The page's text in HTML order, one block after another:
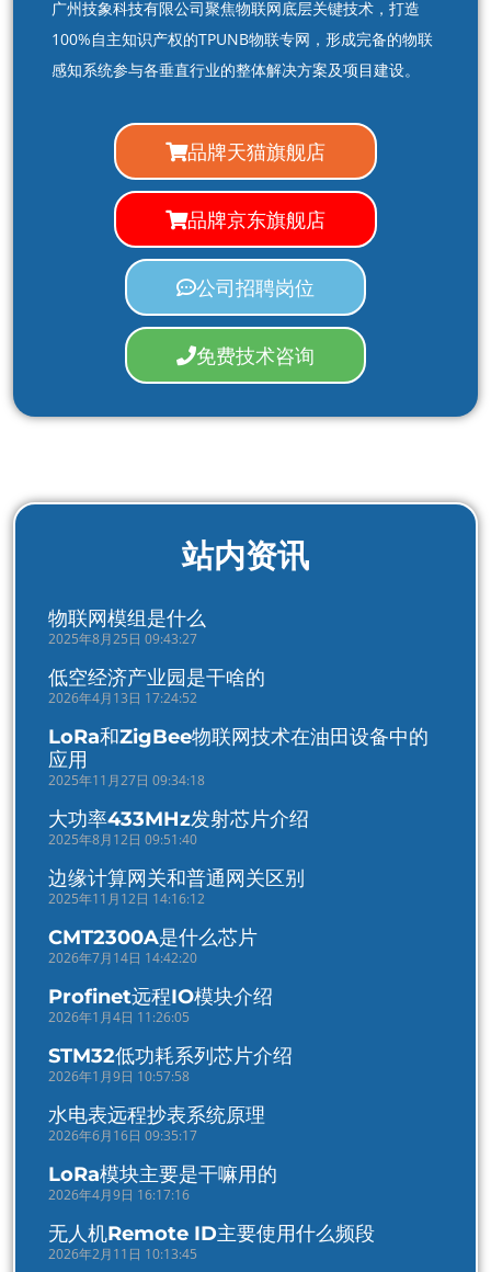
广州技象科技有限公司聚焦物联网底层关键技术，打造
100%自主知识产权的TPUNB物联专网，形成完备的物联
感知系统参与各垂直行业的整体解决方案及项目建设。
品牌天猫旗舰店
品牌京东旗舰店
公司招聘岗位
免费技术咨询
站内资讯
物联网模组是什么
2025年8月25日 09:43:27
低空经济产业园是干啥的
2026年4月13日 17:24:52
LoRa和ZigBee物联网技术在油田设备中的
应用
2025年11月27日 09:34:18
大功率433MHz发射芯片介绍
2025年8月12日 09:51:40
边缘计算网关和普通网关区别
2025年11月12日 14:16:12
CMT2300A是什么芯片
2026年7月14日 14:42:20
Profinet远程IO模块介绍
2026年1月4日 11:26:05
STM32低功耗系列芯片介绍
2026年1月9日 10:57:58
水电表远程抄表系统原理
2026年6月16日 09:35:17
LoRa模块主要是干嘛用的
2026年4月9日 16:17:16
无人机Remote ID主要使用什么频段
2026年2月11日 10:13:45